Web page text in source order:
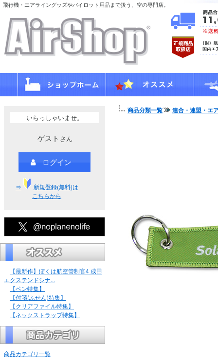
飛行機・エアライングッズやパイロット用品まで扱う、空の専門店。
いらっしゃいませ。
ゲスト さん
ログイン
⇒
新規登録(無料)は
こちらから
【最新作】ぼくは航空管制官4 成田
エクステンドシナ...
【ペン特集】
【付箋(ふせん)特集】
【クリアファイル特集】
【ネックストラップ特集】
商品カテゴリ一覧
商品分類一覧 連合・連盟・エ